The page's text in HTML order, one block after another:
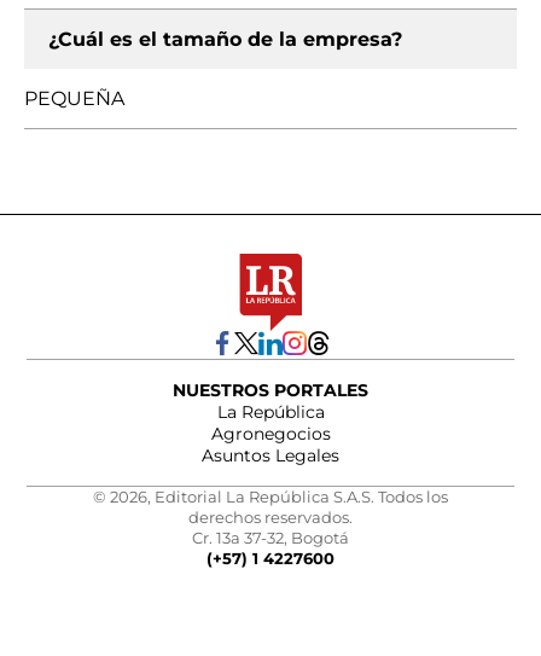
¿Cuál es el tamaño de la empresa?
PEQUEÑA
NUESTROS PORTALES
La República
Agronegocios
Asuntos Legales
© 2026, Editorial La República S.A.S. Todos los
derechos reservados.
Cr. 13a 37-32, Bogotá
(+57) 1 4227600